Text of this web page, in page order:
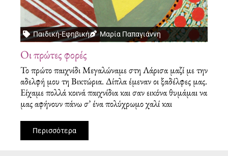
Παιδική-Εφηβική Μαρία Παπαγιάννη
Οι πρώτες φορές
Το πρώτο παιχνίδι Μεγαλώναμε στη Λάρισα μαζί με την
αδελφή μου τη Βικτώρια. Δίπλα έμεναν οι ξαδέλφες μας.
Είχαμε πολλά κοινά παιχνίδια και σαν εικόνα θυμάμαι να
μας αφήνουν πάνω σ’ ένα πολύχρωμο χαλί και
Περισσότερα